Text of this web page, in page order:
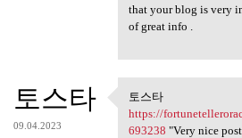
that your blog is very
of great info .
토스타
09.04.2023
토스타 https:/
토스타
https://
693238 "Very nice